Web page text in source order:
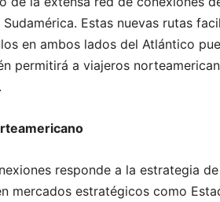
Estas nuevas rutas
en ambos lados del Atlántico
permitirá a viajeros
responde a la estrategia
mercados estratégicos como